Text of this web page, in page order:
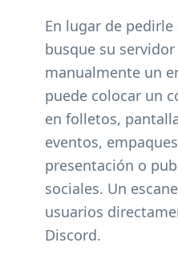
En lugar de
busque su
manualmente un
puede colocar un
en folletos,
eventos,
presentación o
sociales. Un
usuarios
Discord.